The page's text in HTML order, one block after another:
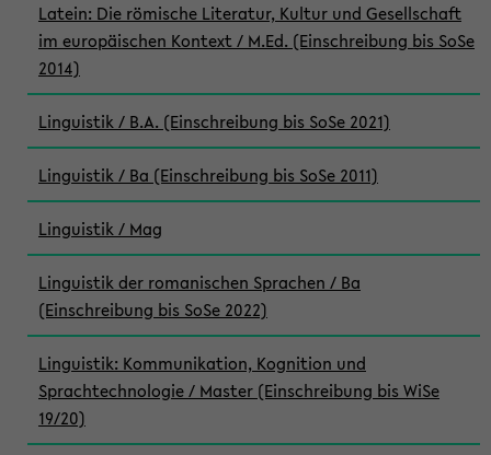
Latein: Die römische Literatur, Kultur und Gesellschaft
im europäischen Kontext / M.Ed. (Einschreibung bis SoSe
2014)
Linguistik / B.A. (Einschreibung bis SoSe 2021)
Linguistik / Ba (Einschreibung bis SoSe 2011)
Linguistik / Mag
Linguistik der romanischen Sprachen / Ba
(Einschreibung bis SoSe 2022)
Linguistik: Kommunikation, Kognition und
Sprachtechnologie / Master (Einschreibung bis WiSe
19/20)